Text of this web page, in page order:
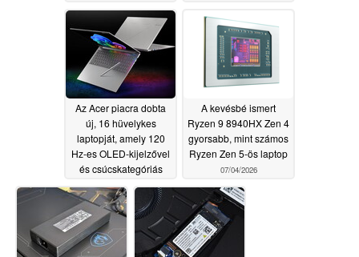
Ryzen processzorokkal
rendelkezik
07/07/2026
180 Hz-es VRR-
kijelzővel
rendelkeznek07/06/2026
Az Acer piacra dobta
új, 16 hüvelykes
laptopját, amely 120
Hz-es OLED-kijelzővel
és csúcskategóriás
processzorral
rendelkezik
07/06/2026
A kevésbé ismert
Ryzen 9 8940HX Zen 4
gyorsabb, mint számos
Ryzen Zen 5-ös laptop
07/04/2026